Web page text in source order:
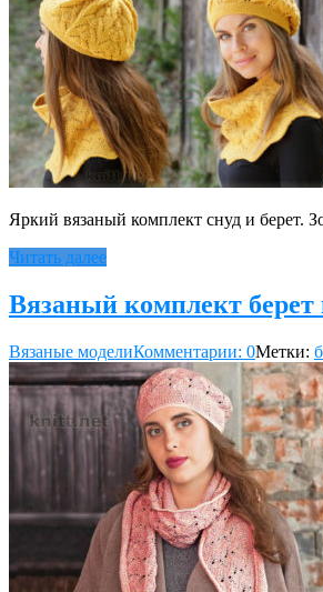
Яркий вязаный комплект снуд и берет.
Читать далее
Вязаный комплект
Вязаные моделиКомментарии: 0Метки: